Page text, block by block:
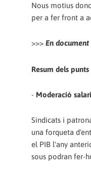
Nous motius
per a fer front a
>>> En document
Resum dels
- Moderació
Sindicats i
una forqueta
el PIB l'any
sous podran fer-